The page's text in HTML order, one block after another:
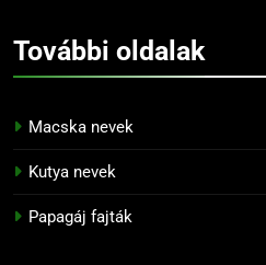
További oldalak
Macska nevek
Kutya nevek
Papagáj fajták